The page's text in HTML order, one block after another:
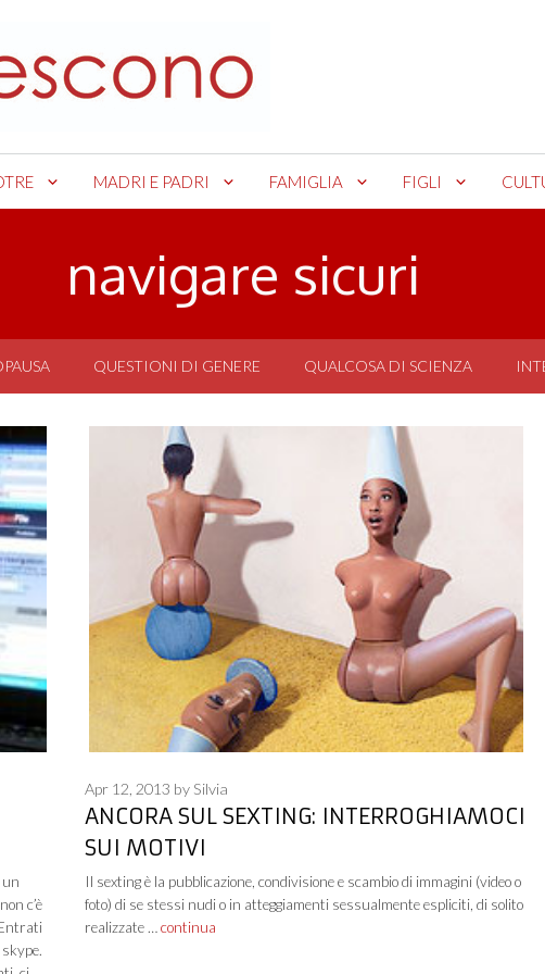
MADRI E PADRI FAMIGLIA FIGLI
navigare sicuri
QUESTIONI DI GENERE QUALCOSA DI SCIENZA
un
c’è
ANCORA SUL SEXTING: INTERROGHIAMOCI
SUI MOTIVI
Apr 12, 2013 by Silvia
Il sexting è la pubblicazione, condivisione e scambio di immagini (video o
foto) di se stessi nudi o in atteggiamenti sessualmente espliciti, di solito
realizzate … continua